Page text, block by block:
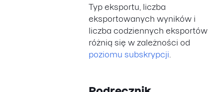
Typ eksportu, liczba
eksportowanych wyników i
liczba codziennych eksportów
różnią się w zależności od
poziomu subskrypcji